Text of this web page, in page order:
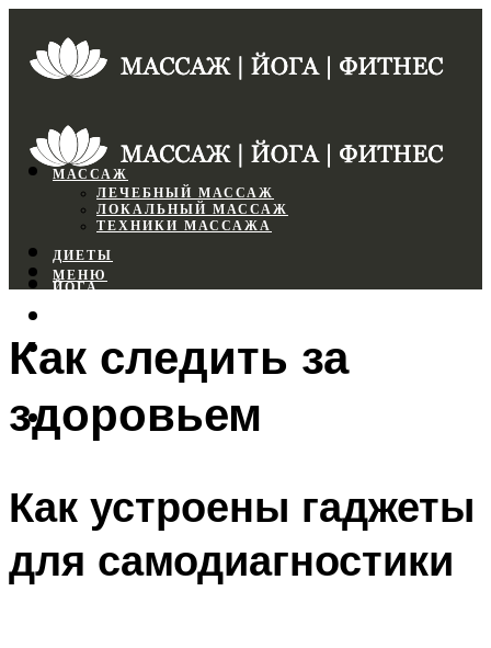
МАССАЖ
ЛЕЧЕБНЫЙ МАССАЖ
ЛОКАЛЬНЫЙ МАССАЖ
ТЕХНИКИ МАССАЖА
ДИЕТЫ
ЙОГА
ФИТНЕС
МЕНЮ
МЕНЮ
Как следить за
здоровьем
Как устроены гаджеты
для самодиагностики